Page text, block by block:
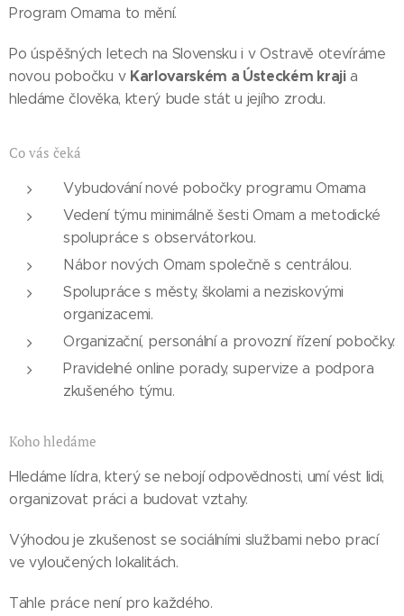
Program Omama to mění.
Po úspěšných letech na Slovensku i v Ostravě otevíráme
novou pobočku v Karlovarském a Ústeckém krajia
hledáme člověka, který bude stát u jejího zrodu.
Co vás čeká
Vybudování nové pobočky programu Omama
Vedení týmu minimálně šesti Omam a metodické
spolupráce s observátorkou.
Nábor nových Omam společně s centrálou.
Spolupráce s městy, školami a neziskovými
organizacemi.
Organizační, personální a provozní řízení pobočky.
Pravidelné online porady, supervize a podpora
zkušeného týmu.
Koho hledáme
Hledáme lídra, který se nebojí odpovědnosti, umí vést lidi,
organizovat práci a budovat vztahy.
Výhodou je zkušenost se sociálními službami nebo prací
ve vyloučených lokalitách.
Tahle práce není pro každého.